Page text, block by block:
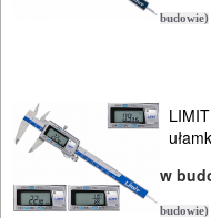
pryzmy
przymiary
szczękowe
budowie)
w
budowie)